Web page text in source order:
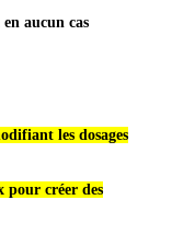
aucun cas
les dosages
pour créer des